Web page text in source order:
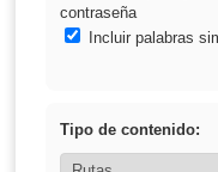
contraseña
Incluir palabras
Tipo de contenido: